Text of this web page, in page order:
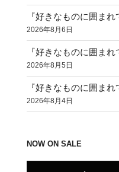
『好きなものに囲ま
2026年8月6日
『好きなものに囲ま
2026年8月5日
『好きなものに囲ま
2026年8月4日
NOW ON SALE